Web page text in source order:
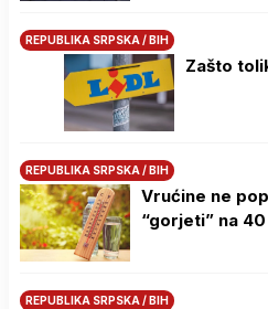
REPUBLIKA SRPSKA / BIH
Zašto
REPUBLIKA SRPSKA / BIH
Vrućine ne
“gorjeti” na
REPUBLIKA SRPSKA / BIH